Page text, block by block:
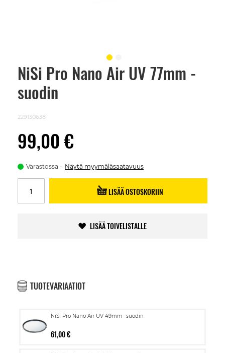
NiSi Pro Nano Air UV 77mm -
suodin
229130638
99,00 €
Varastossa Näytä myymäläsaatavuus
LISÄÄ OSTOSKORIIN
LISÄÄ TOIVELISTALLE
TUOTEVARIAATIOT
NiSi Pro Nano Air UV 49mm -suodin
61,00 €
Skip
beginning
images